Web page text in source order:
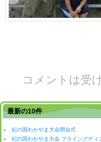
コメントは受
最新の10件
紀の国わかやま大会閉会式
紀の国わかやま大会 フライングディ